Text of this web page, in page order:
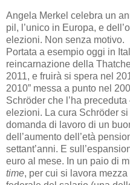
Angela Merkel celebra un
pil, l’unico in Europa, e
elezioni. Non senza motivo.
Portata a esempio oggi in
reincarnazione della
2011, e fruirà si spera nel
2010” messa a punto nel
Schröder che l’ha
elezioni. La cura Schröder
domanda di lavoro di un
dell’aumento dell’età
settant’anni. E
euro al mese. In un paio di
time, per cui si lavora